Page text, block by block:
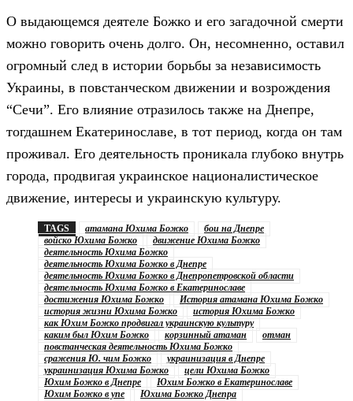
О выдающемся деятеле Божко и его загадочной смерти
можно говорить очень долго. Он, несомненно, оставил
огромный след в истории борьбы за независимость
Украины, в повстанческом движении и возрождения
“Сечи”. Его влияние отразилось также на Днепре,
тогдашнем Екатеринославе, в тот период, когда он там
проживал. Его деятельность проникала глубоко внутрь
города, продвигая украинское националистическое
движение, интересы и украинскую культуру.
TAGS атамана Юхима Божко
бои на Днепре
войско Юхима Божко
движение Юхима Божко
деятельность Юхима Божко
деятельность Юхима Божко в Днепре
деятельность Юхима Божко в Днепропетровской области
деятельность Юхима Божко в Екатеринославе
достижения Юхима Божко
История атамана Юхима Божко
история жизни Юхима Божко
история Юхима Божко
как Юхим Божко продвигал украинскую культуру
каким был Юхим Божко
корзинный атаман
отман
повстанческая деятельность Юхима Божко
сражения Ю. чим Божко
украинизация в Днепре
украинизация Юхима Божко
цели Юхима Божко
Юхим Божко в Днепре
Юхим Божко в Екатеринославе
Юхим Божко в упе
Юхима Божко Днепра